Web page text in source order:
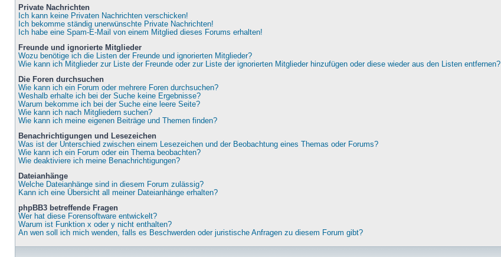
Private Nachrichten
Ich kann keine Privaten Nachrichten verschicken!
Ich bekomme ständig unerwünschte Private Nachrichten!
Ich habe eine Spam-E-Mail von einem Mitglied dieses Forums erhalten!
Freunde und ignorierte Mitglieder
Wozu benötige ich die Listen der Freunde und ignorierten Mitglieder?
Wie kann ich Mitglieder zur Liste der Freunde oder zur Liste der ignorierten Mitglieder hinzufügen oder diese wieder aus den Listen entfernen?
Die Foren durchsuchen
Wie kann ich ein Forum oder mehrere Foren durchsuchen?
Weshalb erhalte ich bei der Suche keine Ergebnisse?
Warum bekomme ich bei der Suche eine leere Seite?
Wie kann ich nach Mitgliedern suchen?
Wie kann ich meine eigenen Beiträge und Themen finden?
Benachrichtigungen und Lesezeichen
Was ist der Unterschied zwischen einem Lesezeichen und der Beobachtung eines Themas oder Forums?
Wie kann ich ein Forum oder ein Thema beobachten?
Wie deaktiviere ich meine Benachrichtigungen?
Dateianhänge
Welche Dateianhänge sind in diesem Forum zulässig?
Kann ich eine Übersicht all meiner Dateianhänge erhalten?
phpBB3 betreffende Fragen
Wer hat diese Forensoftware entwickelt?
Warum ist Funktion x oder y nicht enthalten?
An wen soll ich mich wenden, falls es Beschwerden oder juristische Anfragen zu diesem Forum gibt?